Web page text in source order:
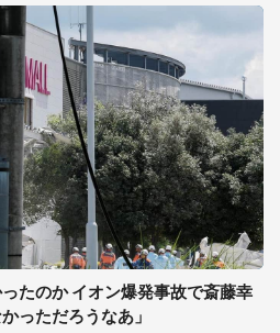
たのか イオン爆発事故で斎藤幸
っただろうなあ」